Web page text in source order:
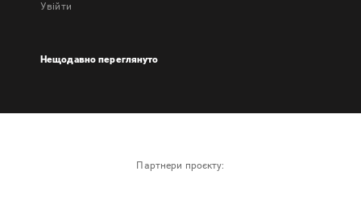
Увійти
Нещодавно переглянуто
Партнери проєкту: